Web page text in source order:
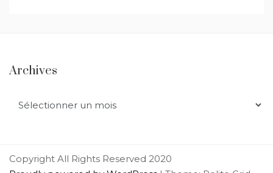
Archives
Copyright All Rights Reserved 2020